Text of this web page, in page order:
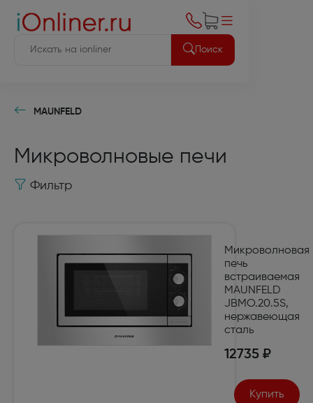
Поиск
MAUNFELD
Микроволновые печи
Фильтр
Микроволновая
печь
встраиваемая
MAUNFELD
JBMO.20.5S,
нержавеющая
сталь
12735 ₽
Купить